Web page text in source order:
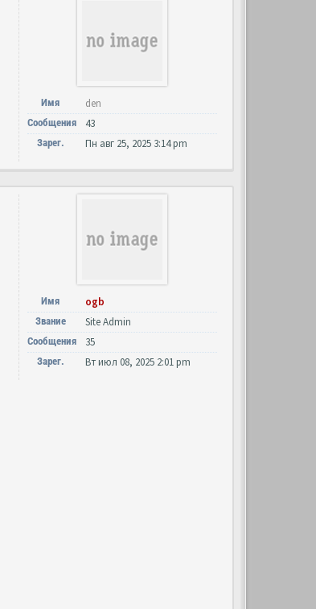
Имя den
Сообщения 43
Зарег. Пн авг 25, 2025 3:14 pm
Имя ogb
Звание Site Admin
Сообщения 35
Зарег. Вт июл 08, 2025 2:01 pm